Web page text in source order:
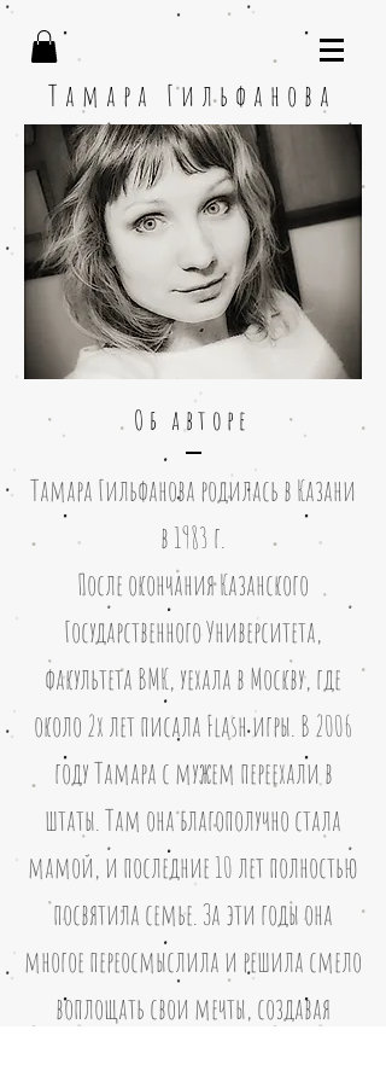
Тамара Гильфанова
Об авторе
Тамара Гильфанова родилась в Казани
в 1983 г.
После окончания Казанского
Государственного Университета,
факультета ВМК, уехала в Москву, где
около 2х лет писала Flash игры. В 2006
году Тамара с мужем переехали в
штаты. Там она благополучно стала
мамой, и последние 10 лет полностью
посвятила семье. За эти годы она
многое переосмыслила и решила смело
воплощать свои мечты, создавая